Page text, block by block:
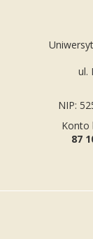
ul.
NIP:
Konto
87